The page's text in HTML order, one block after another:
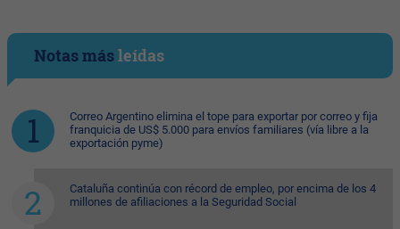
Notas másleídas
Correo Argentino elimina el tope para exportar por correo y fija
franquicia de US$ 5.000 para envíos familiares (vía libre a la
exportación pyme)
Cataluña continúa con récord de empleo, por encima de los 4
millones de afiliaciones a la Seguridad Social